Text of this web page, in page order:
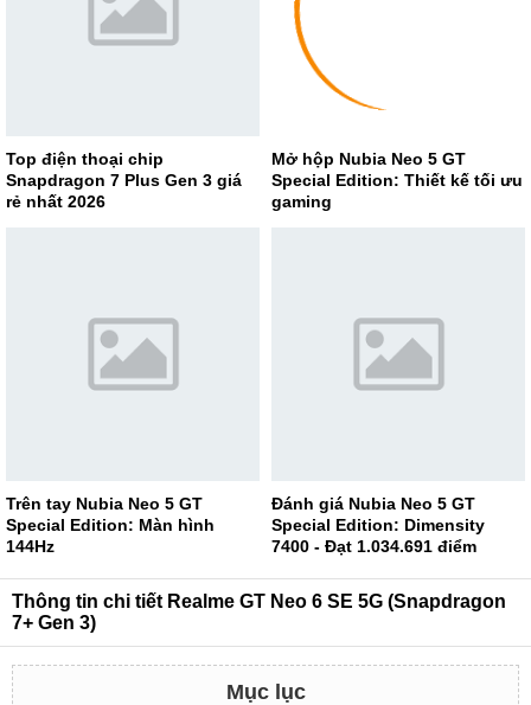
Top điện thoại chip
Snapdragon 7 Plus Gen 3 giá
rẻ nhất 2026
Mở hộp Nubia Neo 5 GT
Special Edition: Thiết kế tối ưu
gaming
Trên tay Nubia Neo 5 GT
Special Edition: Màn hình
144Hz
Đánh giá Nubia Neo 5 GT
Special Edition: Dimensity
7400 - Đạt 1.034.691 điểm
Thông tin chi tiết Realme GT Neo 6 SE 5G (Snapdragon
7+ Gen 3)
Mục lục